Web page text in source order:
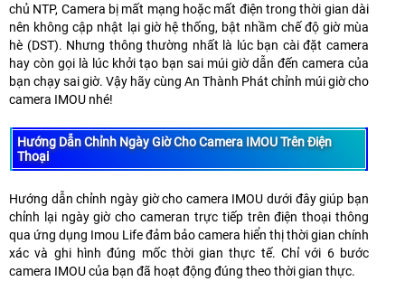
chủ NTP, Camera bị mất mạng hoặc mất điện trong thời gian dài
nên không cập nhật lại giờ hệ thống, bật nhầm chế độ giờ mùa
hè (DST). Nhưng thông thường nhất là lúc bạn cài đặt camera
hay còn gọi là lúc khởi tạo bạn sai múi giờ dẫn đến camera của
bạn chạy sai giờ. Vậy hãy cùng An Thành Phát chỉnh múi giờ cho
camera IMOU nhé!
Hướng Dẫn Chỉnh Ngày Giờ Cho Camera IMOU Trên Điện
Thoại
Hướng dẫn chỉnh ngày giờ cho camera IMOU dưới đây giúp bạn
chỉnh lại ngày giờ cho cameran trực tiếp trên điện thoại thông
qua ứng dụng Imou Life đảm bảo camera hiển thị thời gian chính
xác và ghi hình đúng mốc thời gian thực tế. Chỉ với 6 bước
camera IMOU của bạn đã hoạt động đúng theo thời gian thực.